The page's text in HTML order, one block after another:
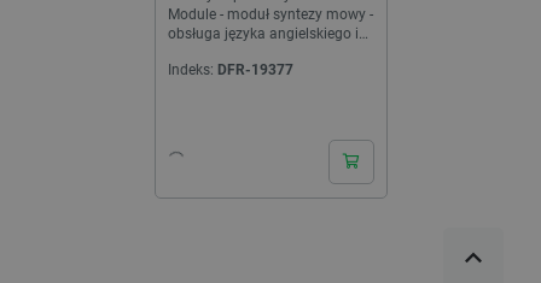
Module - moduł syntezy mowy -
obsługa języka angielskiego i
Indeks: DFR-19377